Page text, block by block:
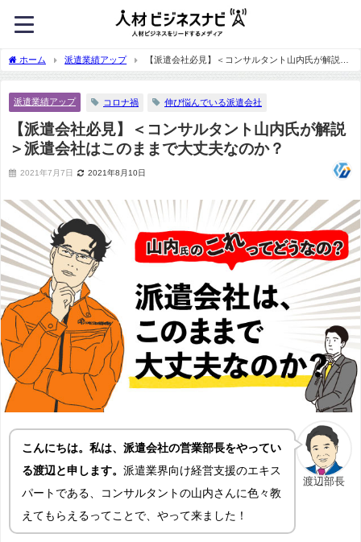
ホーム 派遣業績アップ
【派遣会社必見】＜コンサルタント山内氏が解説＞
派遣会社はこのままで大丈夫なのか？
派遣業績アップ コロナ禍 伸び悩んでいる派遣会社
【派遣会社必見】＜コンサルタント山内氏が解説
＞派遣会社はこのままで大丈夫なのか？
2021年7月7日 2021年8月10日
渡辺部長
こんにちは。私は、派遣会社の営業部長をやってい
る渡辺と申します。派遣業界向け経営支援のエキス
パートである、コンサルタントの山内さんに色々教
えてもらえるってことで、やって来ました！